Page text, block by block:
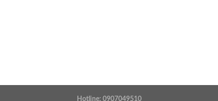
Hotline: 0907049510